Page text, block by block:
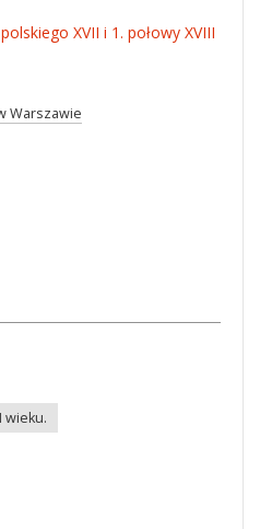
XVII i 1. połowy XVIII
Warszawie
wieku.